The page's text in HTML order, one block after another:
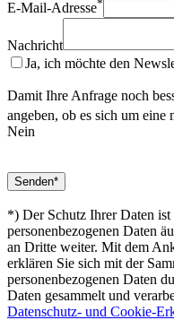
E-Mail-Adresse
Nachricht
Ja, ich möchte den
Damit Ihre Anfrage noch
angeben, ob es sich um
Nein
*) Der Schutz Ihrer Daten
personenbezogenen Daten
an Dritte weiter. Mit dem
erklären Sie sich mit der
personenbezogenen Daten
Daten gesammelt und
Datenschutz- und Cookie-